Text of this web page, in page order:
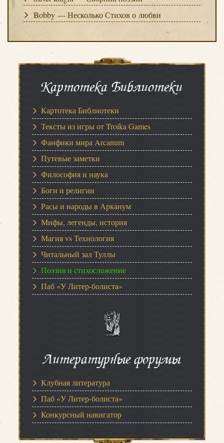
Bobby — Несколько Стихов о любви
Картотека Библиотеки
Картотека Библиотеки
Тексты из игры от Troika Games
Фанфики мира Arcanum
Путевые заметки
Философия и наука
Боги и религии
Расы и народы в Арканум
Мифы, легенды, история
Магия vs Технология
Читальный зал Туллы
Поэзия и стихосложение
Паб «У Литер-болиста»
Литературные форумы
Клубная литература
Паб «У Литер-болиста»
Конкурсный навигатор